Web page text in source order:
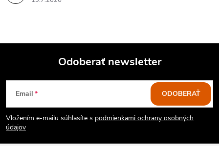
Z
á
p
Odoberať newsletter
Email
Vložením e-mailu súhlasíte s podmienkami ochrany osobných
údajov
ODOBERAŤ